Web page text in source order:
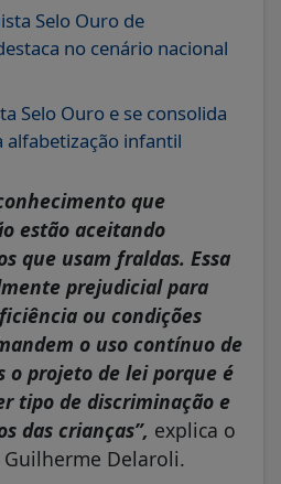
Selo Ouro de
no cenário nacional
Selo Ouro e se consolida
alfabetização infantil
que
estão aceitando
que usam fraldas. Essa
prejudicial para
ou condições
o uso contínuo de
o projeto de lei porque é
tipo de discriminação e
das crianças”, explica o
Delaroli.